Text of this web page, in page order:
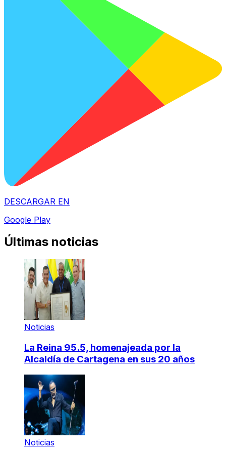
DESCARGAR EN
Google Play
Últimas noticias
Noticias
La Reina 95.5, homenajeada por la
Alcaldía de Cartagena en sus 20 años
Noticias